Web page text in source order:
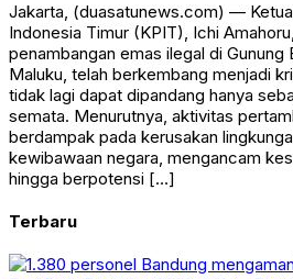
Jakarta, (duasatunews.com) —
Indonesia Timur (KPIT), Ichi
penambangan emas ilegal di Gunung
Maluku, telah berkembang menjadi
tidak lagi dapat dipandang hanya
semata. Menurutnya, aktivitas
berdampak pada kerusakan
kewibawaan negara, mengancam
hingga berpotensi […]
Terbaru